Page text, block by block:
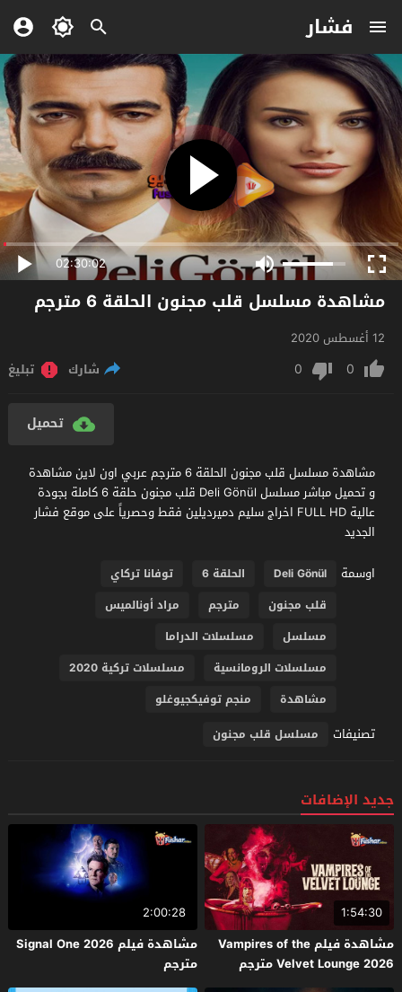
فشار
02:30:02
مشاهدة مسلسل قلب مجنون الحلقة 6 مترجم
12 أغسطس 2020
0
0 شارك تبليغ
تحميل
مشاهدة مسلسل قلب مجنون الحلقة 6 مترجم عربي اون لاين مشاهدة
و تحميل مباشر مسلسل Deli Gönül قلب مجنون حلقة 6 كاملة بجودة
عالية FULL HD اخراج سليم دميرديلين فقط وحصرياً على موقع فشار
الجديد
اوسمة
Deli Gönül الحلقة 6
توفانا تركاي
قلب مجنون
مترجم
مراد أونالميس
مسلسل
مسلسلات الدراما
مسلسلات الرومانسية
مسلسلات تركية 2020
مشاهدة
منجم توفيكجيوغلو
تصنيفات مسلسل قلب مجنون
جديد الإضافات
1:54:30
مشاهدة فيلم Vampires of the
Velvet Lounge 2026 مترجم
2:00:28
مشاهدة فيلم Signal One 2026
مترجم